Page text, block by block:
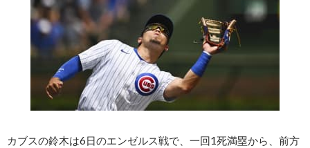
カブスの鈴木は6日のエンゼルス戦で、一回1死満塁から、前方